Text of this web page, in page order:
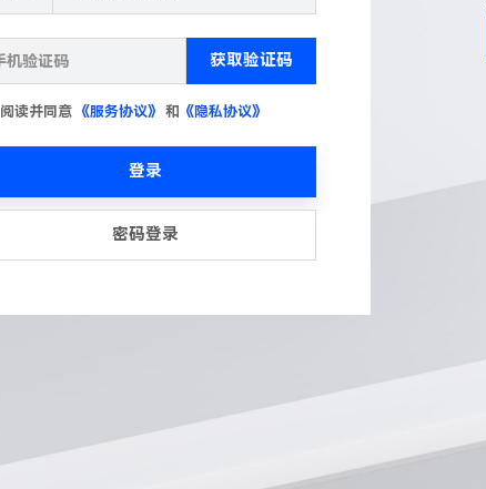
获取验证码
阅读并同意 《服务协议》 和 《隐私协议》
登录
密码登录